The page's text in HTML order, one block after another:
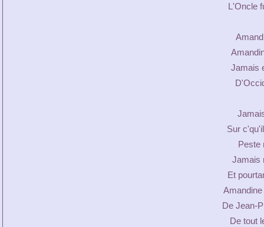
L'Oncle
Jamais
Sur
Peste
Jamais
Et
De Jean-
De tout